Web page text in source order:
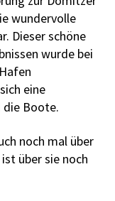
wundervolle
Dieser schöne
wurde bei
eine
die Boote.
noch mal über
über sie noch